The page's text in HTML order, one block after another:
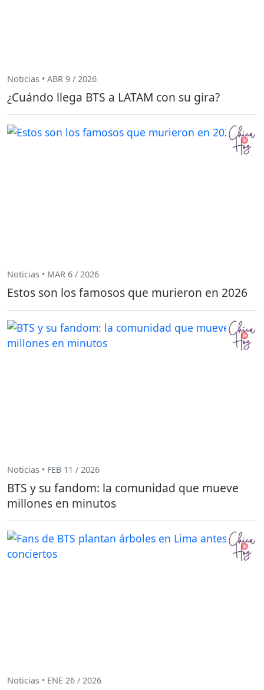
Noticias • ABR 9 / 2026
¿Cuándo llega BTS a LATAM con su gira?
Noticias • MAR 6 / 2026
Estos son los famosos que murieron en 2026
Noticias • FEB 11 / 2026
BTS y su fandom: la comunidad que mueve
millones en minutos
Noticias • ENE 26 / 2026